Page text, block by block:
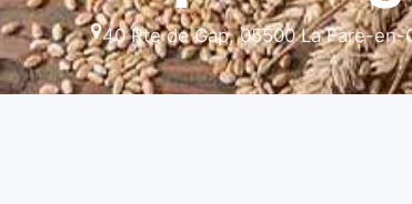
40 Rte de Gap, 05500 La Fare-en-